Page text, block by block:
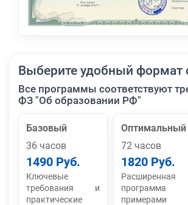
Выберите удобный формат
Все программы соответствуют
ФЗ "Об образовании РФ"
Базовый
36 часов
1490 Руб.
Ключевые
требования и
практические
Оптимальный
72 часов
1820 Руб.
Расширенная
программа
примерами